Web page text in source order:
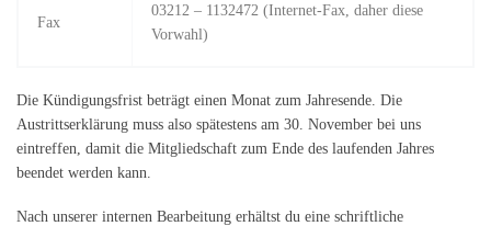
Fax
03212 – 1132472 (Internet-Fax, daher diese
Vorwahl)
Die Kündigungsfrist beträgt einen Monat zum Jahresende. Die
Austrittserklärung muss also spätestens am 30. November bei uns
eintreffen, damit die Mitgliedschaft zum Ende des laufenden Jahres
beendet werden kann.
Nach unserer internen Bearbeitung erhältst du eine schriftliche